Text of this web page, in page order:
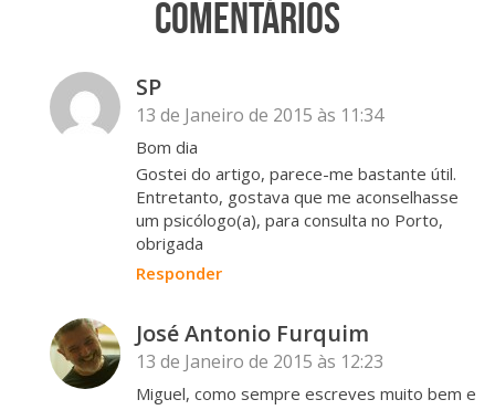
Comentários
SP
13 de Janeiro de 2015 às 11:34
Bom dia
Gostei do artigo, parece-me bastante útil.
Entretanto, gostava que me aconselhasse
um psicólogo(a), para consulta no Porto,
obrigada
Responder
José Antonio Furquim
13 de Janeiro de 2015 às 12:23
Miguel, como sempre escreves muito bem e